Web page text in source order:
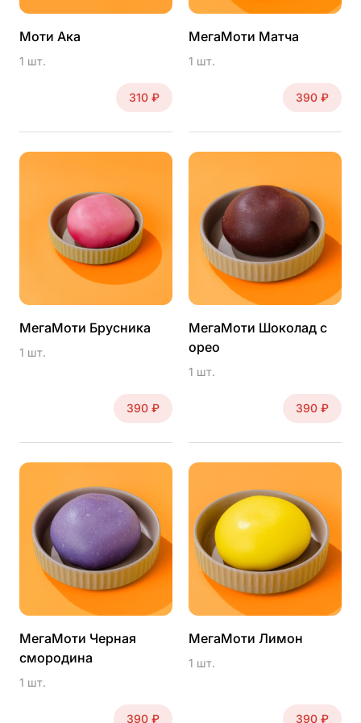
Моти Ака
1 шт.
310 ₽
МегаМоти Матча
1 шт.
390 ₽
МегаМоти Брусника
1 шт.
390 ₽
МегаМоти Шоколад с
орео
1 шт.
390 ₽
МегаМоти Черная
смородина
1 шт.
390 ₽
МегаМоти Лимон
1 шт.
390 ₽
Другое время